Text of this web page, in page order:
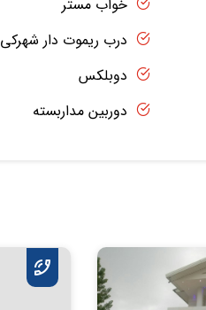
خواب مستر
درب ریموت دار شهرکی
دوبلکس
دوربین مداربسته